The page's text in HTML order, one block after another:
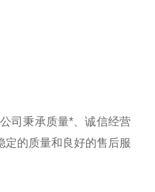
司秉承质量*、诚信经营
的质量和良好的售后服